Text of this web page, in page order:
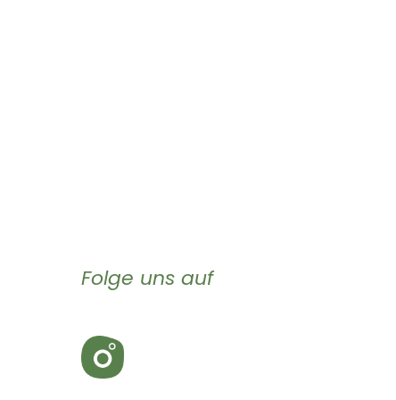
Folge uns auf